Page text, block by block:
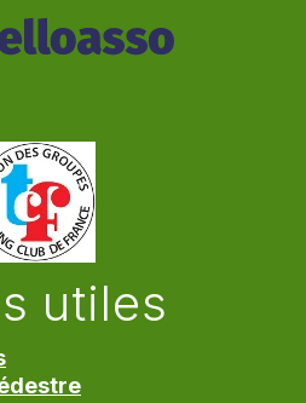
utiles